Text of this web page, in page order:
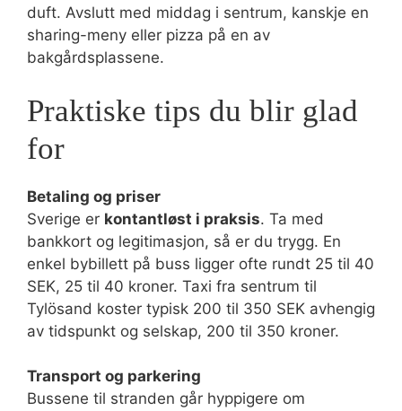
duft. Avslutt med middag i sentrum, kanskje en
sharing-meny eller pizza på en av
bakgårdsplassene.
Praktiske tips du blir glad
for
Betaling og priser
Sverige er kontantløst i praksis. Ta med
bankkort og legitimasjon, så er du trygg. En
enkel bybillett på buss ligger ofte rundt 25 til 40
SEK, 25 til 40 kroner. Taxi fra sentrum til
Tylösand koster typisk 200 til 350 SEK avhengig
av tidspunkt og selskap, 200 til 350 kroner.
Transport og parkering
Bussene til stranden går hyppigere om